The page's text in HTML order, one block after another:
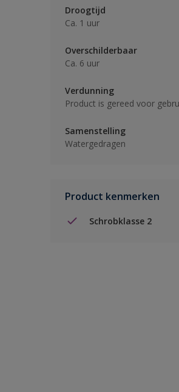
Droogtijd
Ca. 1 uur
Overschilderbaar
Ca. 6 uur
Verdunning
Product is gereed voor
Samenstelling
Watergedragen
Product kenmerken
Schrobklasse 2